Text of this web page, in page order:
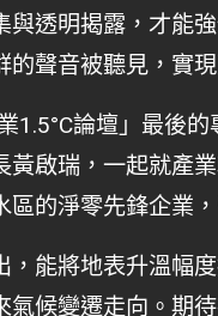
與透明揭露，才能
的聲音被聽見，實
1.5°C論壇」最後
黃啟瑞，一起就產
區的淨零先鋒企業
，能將地表升溫幅
氣候變遷走向。期